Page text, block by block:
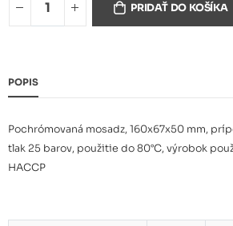
PRIDAŤ DO KOŠÍKA
POPIS
Pochrómovaná mosadz, 160x67x50 mm,
tlak 25 barov, použitie do 80°C, výrobok
HACCP